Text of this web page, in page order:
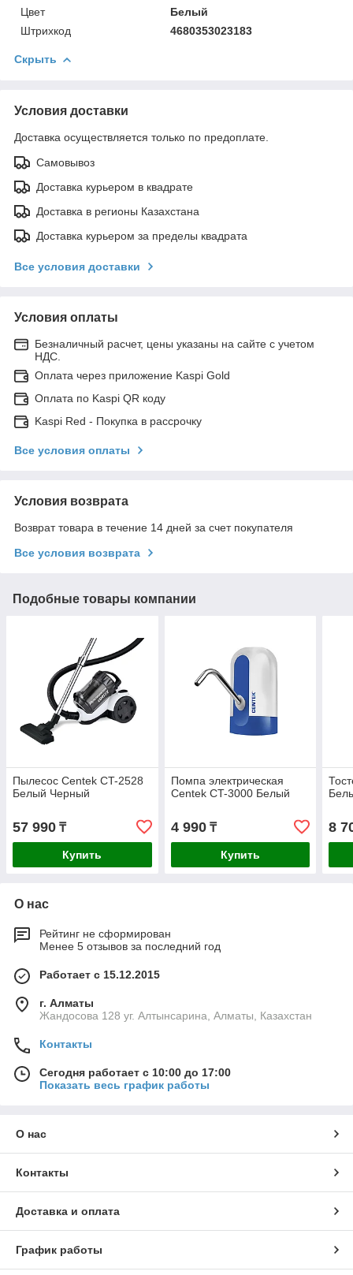
Цвет
Белый
Штрихкод
4680353023183
Скрыть
Условия доставки
Доставка осуществляется только по предоплате.
Самовывоз
Доставка курьером в квадрате
Доставка в регионы Казахстана
Доставка курьером за пределы квадрата
Все условия доставки
Условия оплаты
Безналичный расчет, цены указаны на сайте с учетом
НДС.
Оплата через приложение Kaspi Gold
Оплата по Kaspi QR коду
Kaspi Red - Покупка в рассрочку
Все условия оплаты
Условия возврата
Возврат товара в течение 14 дней за счет покупателя
Все условия возврата
Подобные товары компании
Пылесос Centek CT-2528
Белый Черный
57 990 ₸
Купить
Помпа электрическая
Centek CT-3000 Белый
4 990₸
Купить
8
О нас
Рейтинг не сформирован
Менее 5 отзывов за последний год
Работает с 15.12.2015
г. Алматы
Жандосова 128 уг. Алтынсарина, Алматы, Казахстан
Контакты
Сегодня работает с 10:00 до 17:00
Показать весь график работы
О нас
Контакты
Доставка и оплата
График работы